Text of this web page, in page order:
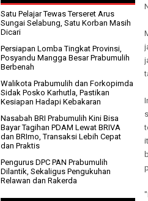
Satu Pelajar Tewas Terseret Arus
Sungai Selabung, Satu Korban Masih
Dicari
Persiapan Lomba Tingkat Provinsi,
Posyandu Mangga Besar Prabumulih
Berbenah
Walikota Prabumulih dan Forkopimda
Sidak Posko Karhutla, Pastikan
Kesiapan Hadapi Kebakaran
Nasabah BRI Prabumulih Kini Bisa
Bayar Tagihan PDAM Lewat BRIVA
dan BRImo, Transaksi Lebih Cepat
dan Praktis
Pengurus DPC PAN Prabumulih
Dilantik, Sekaligus Pengukuhan
Relawan dan Rakerda